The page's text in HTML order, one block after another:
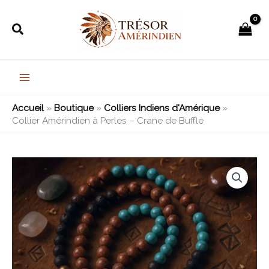
Rechercher
Accueil» Boutique» Colliers Indiens d'Amérique»
Collier Amérindien à Perles – Crane de Buffle
Collier
Amérindien
Perles
-